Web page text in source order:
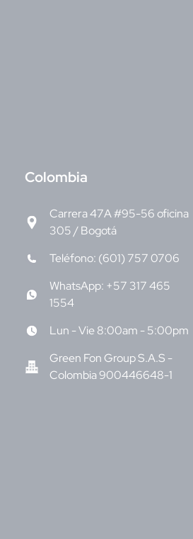
Colombia
Carrera 47A #95-56 oficina
305 / Bogotá
Teléfono: (601) 757 0706
WhatsApp: +57 317 465
1554
Lun - Vie 8:00am - 5:00pm
Green Fon Group S.A.S -
Colombia 900446648-1